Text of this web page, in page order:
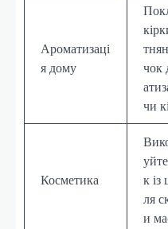
Ароматизаці
я дому
чок
чи
Косметика
к із
ля
и